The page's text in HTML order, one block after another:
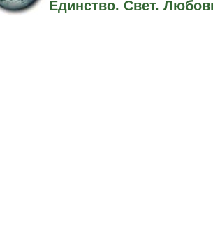
Единство. Свет.